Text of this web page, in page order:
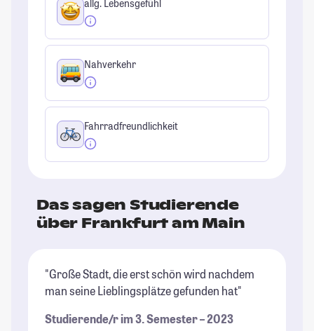
allg. Lebensgefühl
Nahverkehr
Fahrradfreundlichkeit
Das sagen Studierende
über Frankfurt am Main
"Große Stadt, die erst schön wird nachdem
man seine Lieblingsplätze gefunden hat"
Studierende/r im 3. Semester – 2023